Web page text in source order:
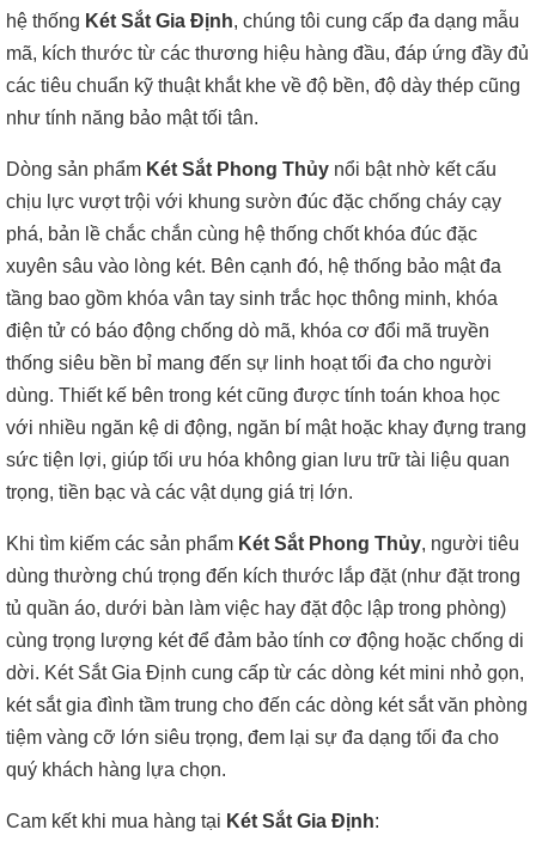
hệ thống Két Sắt Gia Định, chúng tôi cung cấp đa dạng mẫu
mã, kích thước từ các thương hiệu hàng đầu, đáp ứng đầy đủ
các tiêu chuẩn kỹ thuật khắt khe về độ bền, độ dày thép cũng
như tính năng bảo mật tối tân.
Dòng sản phẩm Két Sắt Phong Thủy nổi bật nhờ kết cấu
chịu lực vượt trội với khung sườn đúc đặc chống cháy cạy
phá, bản lề chắc chắn cùng hệ thống chốt khóa đúc đặc
xuyên sâu vào lòng két. Bên cạnh đó, hệ thống bảo mật đa
tầng bao gồm khóa vân tay sinh trắc học thông minh, khóa
điện tử có báo động chống dò mã, khóa cơ đổi mã truyền
thống siêu bền bỉ mang đến sự linh hoạt tối đa cho người
dùng. Thiết kế bên trong két cũng được tính toán khoa học
với nhiều ngăn kệ di động, ngăn bí mật hoặc khay đựng trang
sức tiện lợi, giúp tối ưu hóa không gian lưu trữ tài liệu quan
trọng, tiền bạc và các vật dụng giá trị lớn.
Khi tìm kiếm các sản phẩm Két Sắt Phong Thủy, người tiêu
dùng thường chú trọng đến kích thước lắp đặt (như đặt trong
tủ quần áo, dưới bàn làm việc hay đặt độc lập trong phòng)
cùng trọng lượng két để đảm bảo tính cơ động hoặc chống di
dời. Két Sắt Gia Định cung cấp từ các dòng két mini nhỏ gọn,
két sắt gia đình tầm trung cho đến các dòng két sắt văn phòng
tiệm vàng cỡ lớn siêu trọng, đem lại sự đa dạng tối đa cho
quý khách hàng lựa chọn.
Cam kết khi mua hàng tại Két Sắt Gia Định: